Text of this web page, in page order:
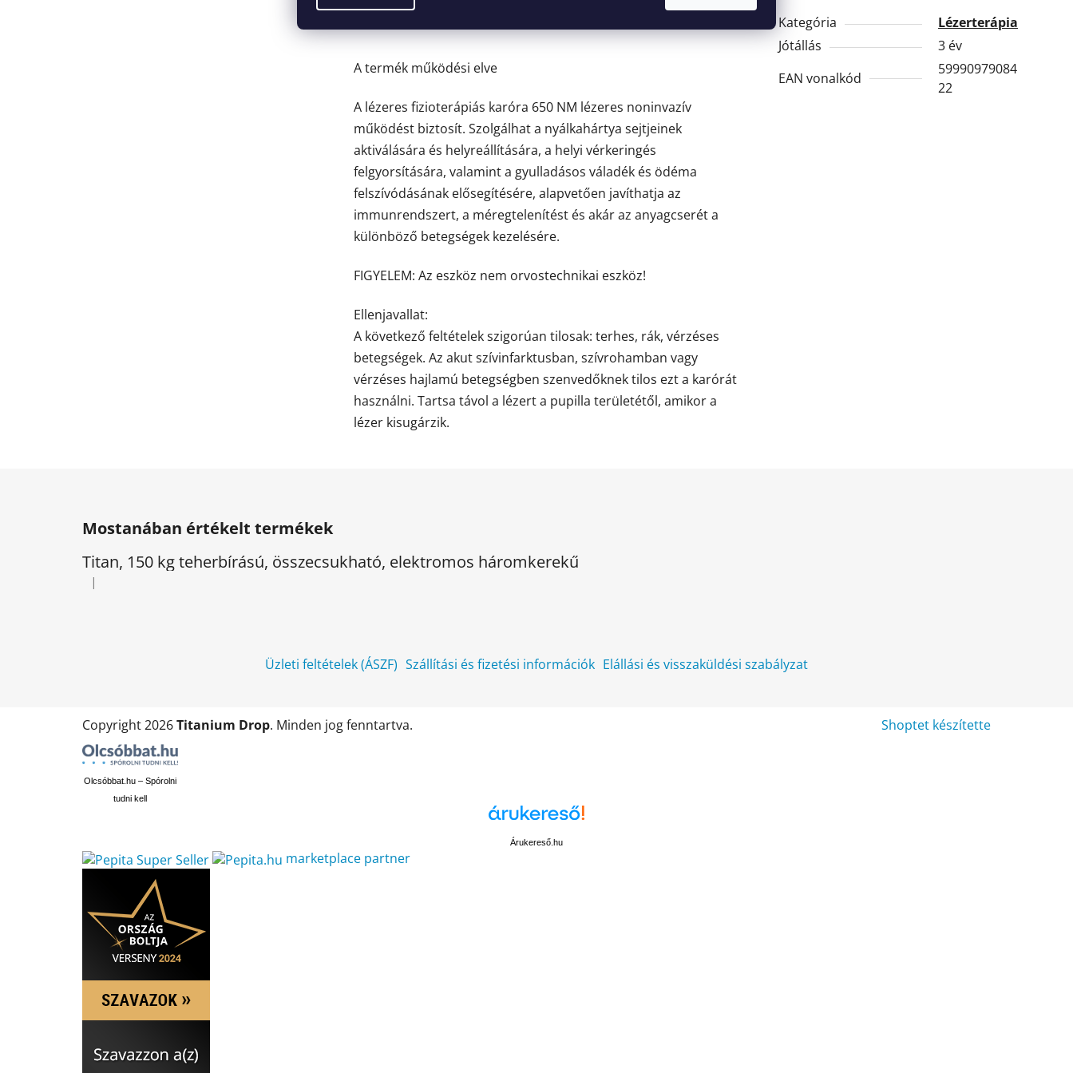
5-
csillag.
A termék működési elve
A lézeres fizioterápiás karóra 650 NM lézeres noninvazív
működést biztosít. Szolgálhat a nyálkahártya sejtjeinek
aktiválására és helyreállítására, a helyi vérkeringés
felgyorsítására, valamint a gyulladásos váladék és ödéma
felszívódásának elősegítésére, alapvetően javíthatja az
immunrendszert, a méregtelenítést és akár az anyagcserét a
különböző betegségek kezelésére.
FIGYELEM: Az eszköz nem orvostechnikai eszköz!
Ellenjavallat:
A következő feltételek szigorúan tilosak: terhes, rák, vérzéses
betegségek. Az akut szívinfarktusban, szívrohamban vagy
vérzéses hajlamú betegségben szenvedőknek tilos ezt a karórát
használni. Tartsa távol a lézert a pupilla területétől, amikor a
lézer kisugárzik.
Kategória
Lézerterápia
Jótállás
3 év
EAN vonalkód
59990979084
22
Mostanában értékelt termékek
Titan, 150 kg teherbírású, összecsukható, elektromos háromkerekű
A termék értékelése 5-ből 5 csillag.
|
Üzleti feltételek (ÁSZF) Szállítási és fizetési információk Elállási és visszaküldési szabályzat
Shoptet készítette
Copyright 2026Titanium Drop. Minden jog fenntartva.
Olcsóbbat.hu – Spórolni
tudni kell
Árukereső.hu
marketplace partner